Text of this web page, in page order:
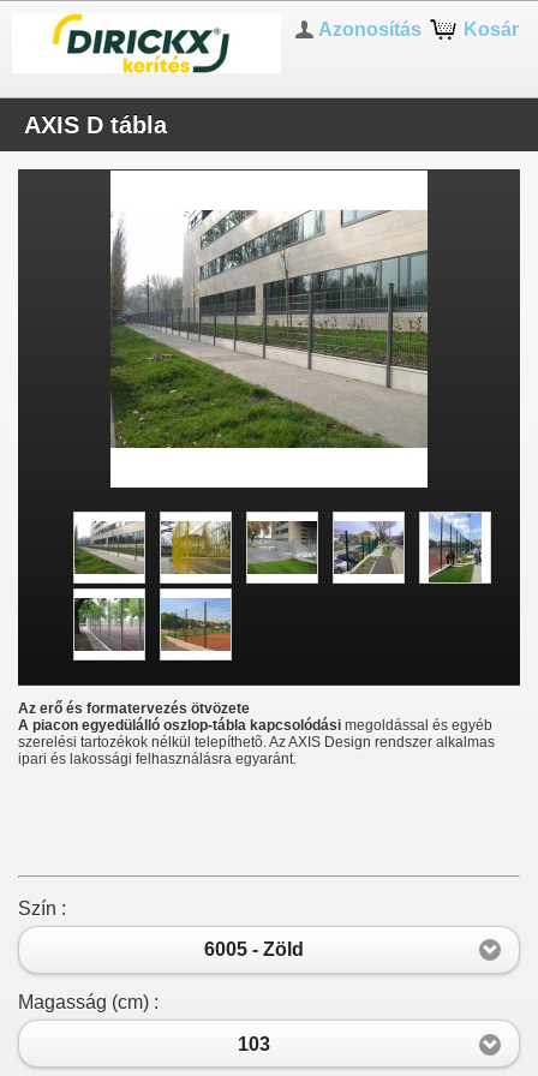
Kosár
Azonosítás
AXIS D tábla
Az erő és formatervezés ötvözete
A piacon egyedülálló oszlop-tábla kapcsolódási megoldással és egyéb
szerelési tartozékok nélkül telepíthetõ. Az AXIS Design rendszer alkalmas
ipari és lakossági felhasználásra egyaránt.
Szín :
6005 - Zöld
Magasság (cm) :
103